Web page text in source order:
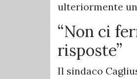
ulteriormente
“Non ci
risposte”
Il sindaco